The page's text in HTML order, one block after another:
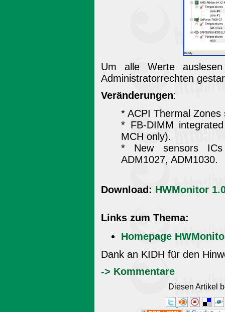
Um alle Werte
Administratorrechten
Veränderungen:
* ACPI Thermal Zones
* FB-DIMM
MCH only).
* New sensors
ADM1027, ADM1030.
Download: HWMonitor
Links zum Thema:
Homepage
Dank an KIDH für den
-> Kommentare
Diesen Artikel